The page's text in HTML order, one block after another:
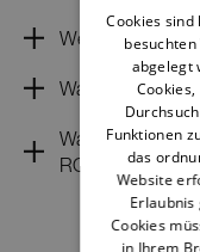
Welche
Was heißt
Was
ROLF BENZ
Cookies
abgelegt
Funktionen
das
Website
Cookies
in Ihrem